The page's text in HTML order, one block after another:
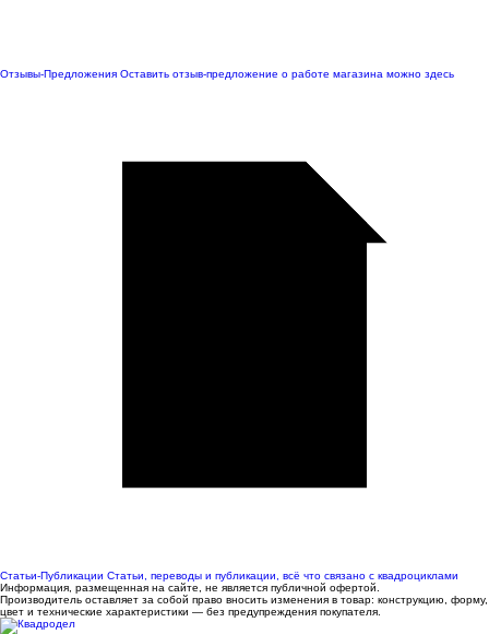
Отзывы-Предложения Оставить отзыв-предложение о работе магазина можно здесь
Статьи-Публикации Статьи, переводы и публикации, всё что связано с квадроциклами
Информация, размещенная на сайте, не является публичной офертой.
Производитель оставляет за собой право вносить изменения в товар: конструкцию, форму,
цвет и технические характеристики — без предупреждения покупателя.